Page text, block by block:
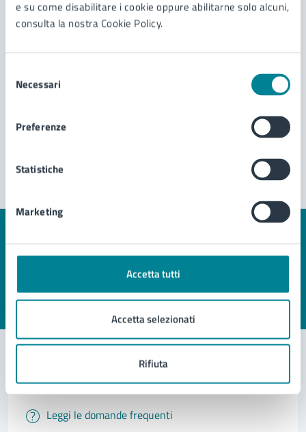
e su come disabilitare i cookie oppure abilitarne solo alcuni,
consulta la nostra Cookie Policy.
delNecessari
Preferenze
Statistiche
Marketing
Accetta tutti
Accetta selezionati
Rifiuta
pagina?
Contatta il comune
Leggi le domande frequenti